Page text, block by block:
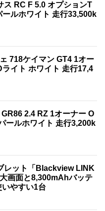
ス RC F 5.0 オプションT
ルホワイト 走行33,500k
718ケイマン GT4 1オー
イト ホワイト 走行17,4
2.4 RZ 1オーナー O
ールホワイト 走行3,200k
レット「Blackview LINK
画面と8,300mAhバッテ
いやすい1台